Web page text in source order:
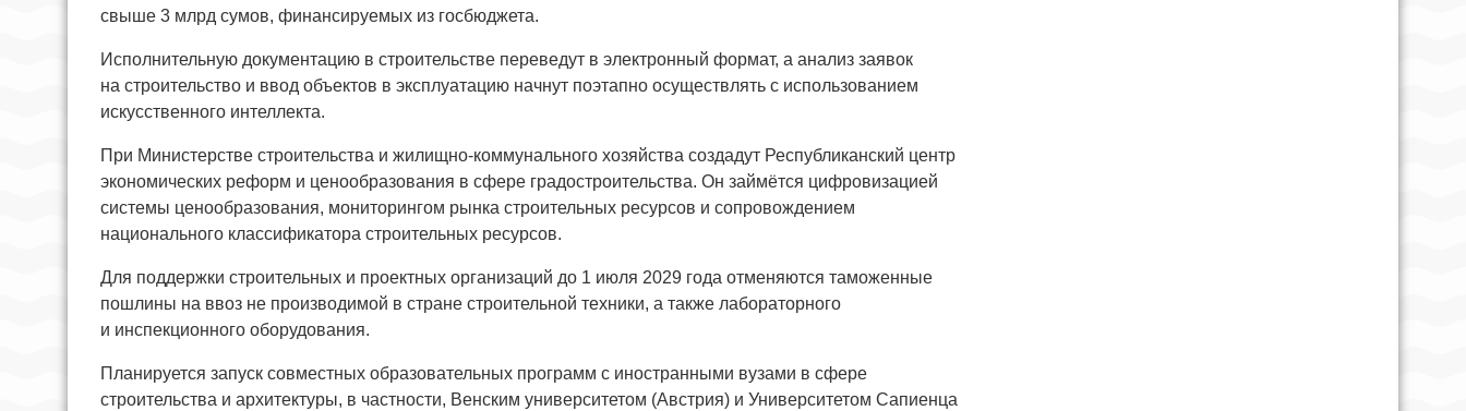
свыше 3 млрд сумов, финансируемых из госбюджета.
Исполнительную документацию в строительстве переведут в электронный формат, а анализ заявок
на строительство и ввод объектов в эксплуатацию начнут поэтапно осуществлять с использованием
искусственного интеллекта.
При Министерстве строительства и жилищно-коммунального хозяйства создадут Республиканский центр
экономических реформ и ценообразования в сфере градостроительства. Он займётся цифровизацией
системы ценообразования, мониторингом рынка строительных ресурсов и сопровождением
национального классификатора строительных ресурсов.
Для поддержки строительных и проектных организаций до 1 июля 2029 года отменяются таможенные
пошлины на ввоз не производимой в стране строительной техники, а также лабораторного
и инспекционного оборудования.
Планируется запуск совместных образовательных программ с иностранными вузами в сфере
строительства и архитектуры, в частности, Венским университетом (Австрия) и Университетом Сапиенца